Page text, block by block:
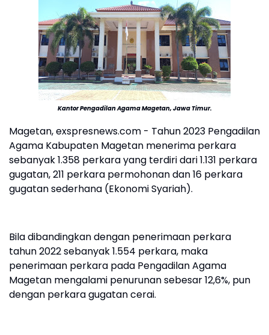
Kantor Pengadilan Agama Magetan, Jawa Timur.
Magetan, exspresnews.com - Tahun 2023 Pengadilan
Agama Kabupaten Magetan menerima perkara
sebanyak 1.358 perkara yang terdiri dari 1.131 perkara
gugatan, 211 perkara permohonan dan 16 perkara
gugatan sederhana (Ekonomi Syariah).
Bila dibandingkan dengan penerimaan perkara
tahun 2022 sebanyak 1.554 perkara, maka
penerimaan perkara pada Pengadilan Agama
Magetan mengalami penurunan sebesar 12,6%, pun
dengan perkara gugatan cerai.